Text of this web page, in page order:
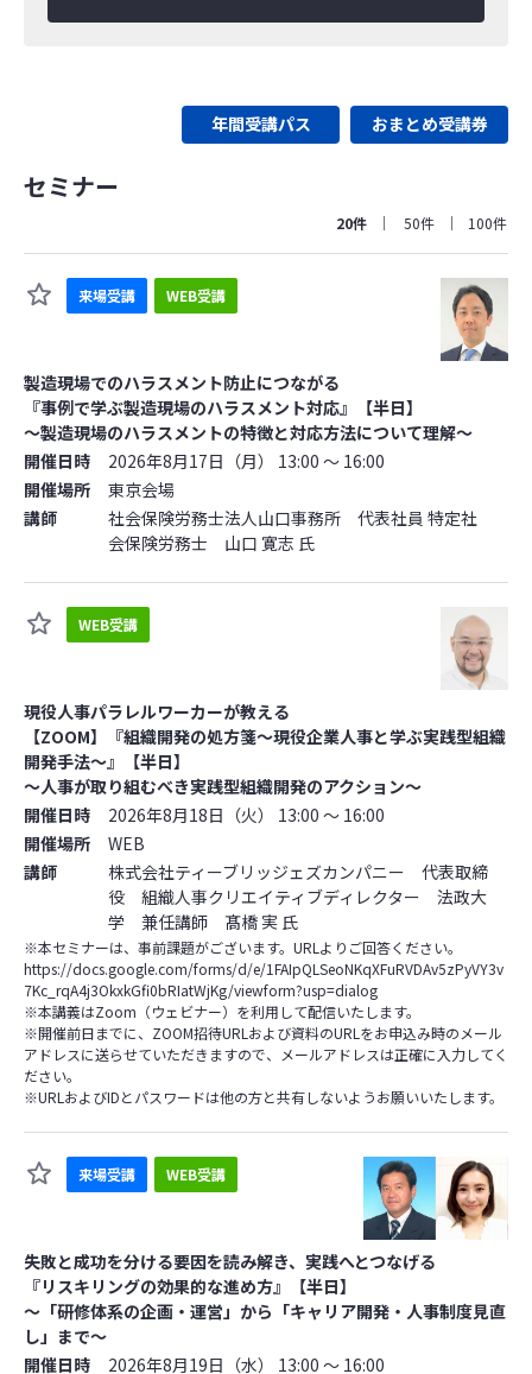
年間受講パス おまとめ受講券
セミナー
20件 50件 100件
来場受講 WEB受講
製造現場でのハラスメント防止につながる
『事例で学ぶ製造現場のハラスメント対応』【半日】
～製造現場のハラスメントの特徴と対応方法について理解～
開催日時
2026年8月17日（月） 13:00 ～ 16:00
開催場所
東京会場
講師
社会保険労務士法人山口事務所 代表社員 特定社
会保険労務士 山口 寛志 氏
WEB受講
現役人事パラレルワーカーが教える
【ZOOM】『組織開発の処方箋～現役企業人事と学ぶ実践型組織
開発手法～』【半日】
～人事が取り組むべき実践型組織開発のアクション～
開催日時
2026年8月18日（火） 13:00 ～ 16:00
開催場所
WEB
講師
株式会社ティーブリッジェズカンパニー 代表取締
役 組織人事クリエイティブディレクター 法政大
学 兼任講師 髙橋 実 氏
※本セミナーは、事前課題がございます。URLよりご回答ください。
https://docs.google.com/forms/d/e/1FAIpQLSeoNKqXFuRVDAv5zPyVY3v
7Kc_rqA4j3OkxkGfi0bRIatWjKg/viewform?usp=dialog
※本講義はZoom（ウェビナー）を利用して配信いたします。
※開催前日までに、ZOOM招待URLおよび資料のURLをお申込み時のメール
アドレスに送らせていただきますので、メールアドレスは正確に入力してく
ださい。
※URLおよびIDとパスワードは他の方と共有しないようお願いいたします。
来場受講 WEB受講
失敗と成功を分ける要因を読み解き、実践へとつなげる
『リスキリングの効果的な進め方』【半日】
～「研修体系の企画・運営」から「キャリア開発・人事制度見直
し」まで～
開催日時
2026年8月19日（水） 13:00 ～ 16:00